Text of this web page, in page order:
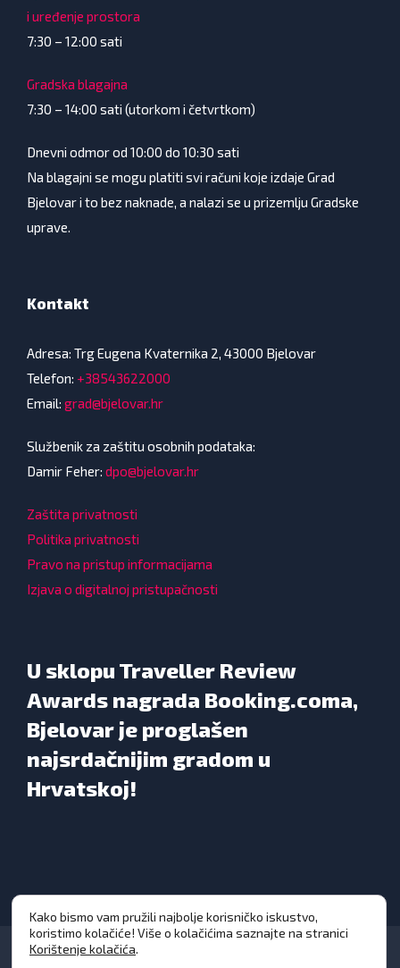
i uređenje prostora
7:30 – 12:00 sati
Gradska blagajna
7:30 – 14:00 sati (utorkom i četvrtkom)
Dnevni odmor od 10:00 do 10:30 sati
Na blagajni se mogu platiti svi računi koje izdaje Grad
Bjelovar i to bez naknade, a nalazi se u prizemlju Gradske
uprave.
Kontakt
Adresa: Trg Eugena Kvaternika 2, 43000 Bjelovar
Telefon: +38543622000
Email: grad@bjelovar.hr
Službenik za zaštitu osobnih podataka:
Damir Feher: dpo@bjelovar.hr
Zaštita privatnosti
Politika privatnosti
Pravo na pristup informacijama
Izjava o digitalnoj pristupačnosti
U sklopu Traveller Review
Awards nagrada Booking.coma,
Bjelovar je proglašen
najsrdačnijim gradom u
Hrvatskoj!
Kako bismo vam pružili najbolje korisničko iskustvo,
koristimo kolačiće! Više o kolačićima saznajte na stranici
Korištenje kolačića.